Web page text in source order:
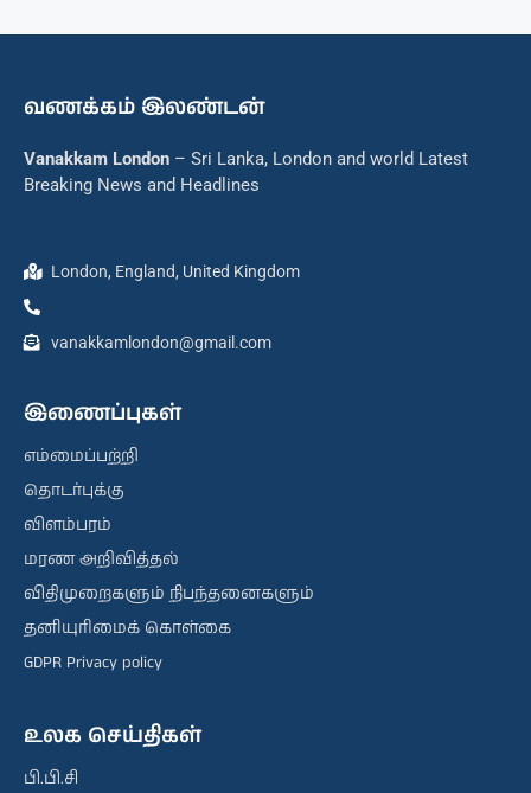
வணக்கம் இலண்டன்
Vanakkam London – Sri Lanka, London and world Latest
Breaking News and Headlines
London, England, United Kingdom
vanakkamlondon@gmail.com
இணைப்புகள்
எம்மைப்பற்றி
தொடர்புக்கு
விளம்பரம்
மரண அறிவித்தல்
விதிமுறைகளும் நிபந்தனைகளும்
தனியுரிமைக் கொள்கை
GDPR Privacy policy
உலக செய்திகள்
பி.பி.சி